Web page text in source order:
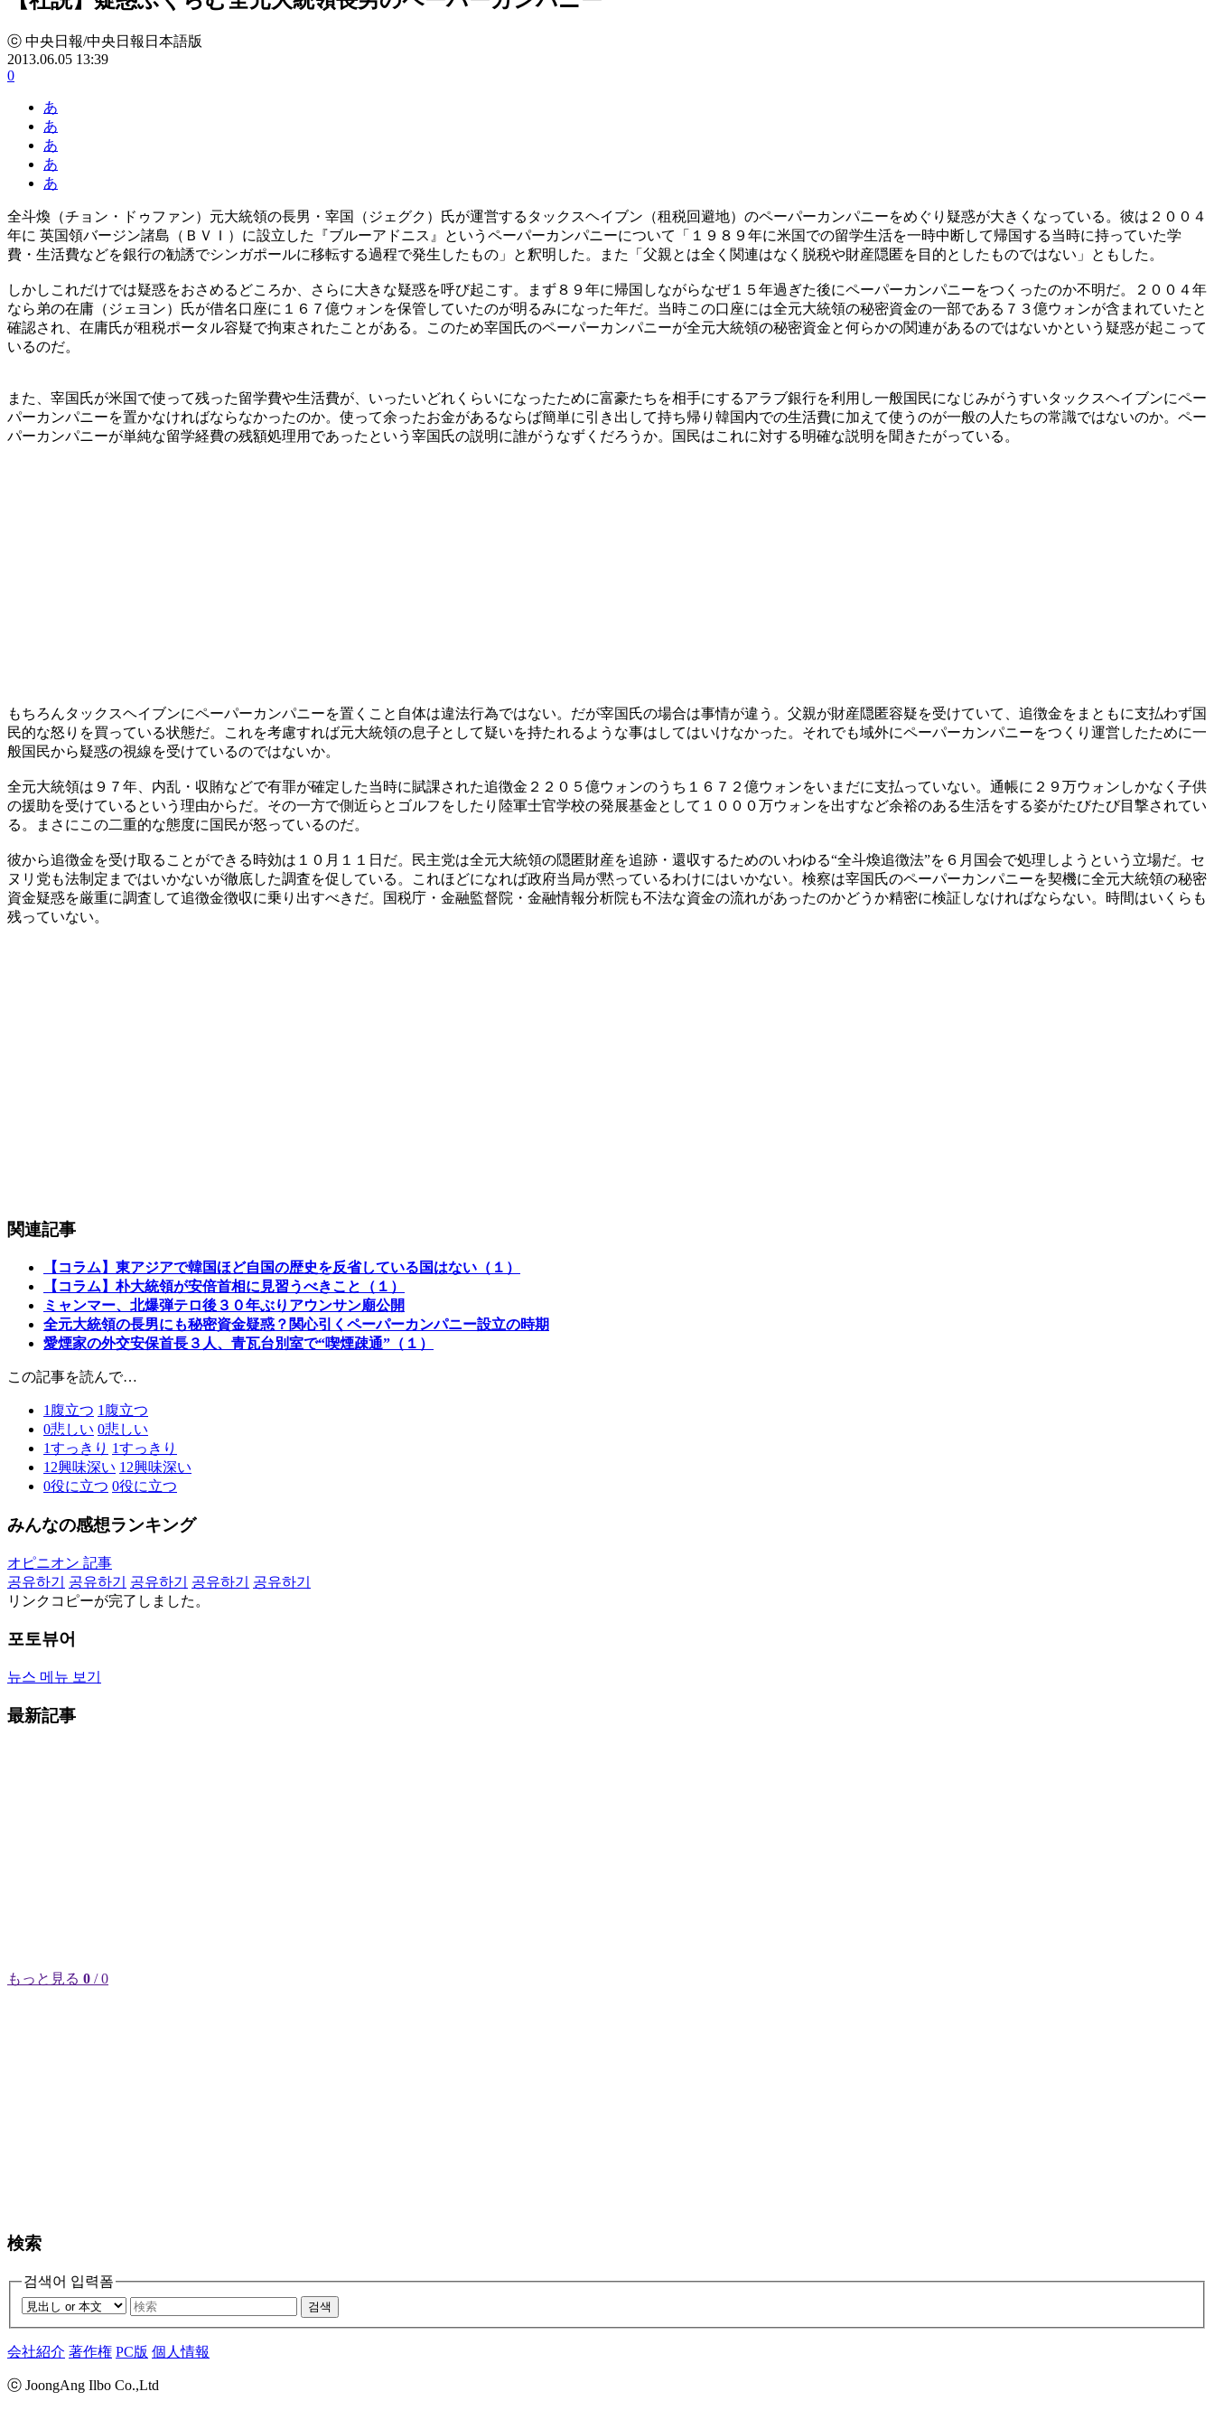
ⓒ 中央日報/中央日報日本語版
2013.06.05 13:39
0
あ
あ
あ
あ
あ
全斗煥（チョン・ドゥファン）元大統領の長男・宰国（ジェグク）氏が運営するタックスヘイブン（租税回避地）のペーパーカンパニーをめぐり疑惑が大きくなっている。彼は２００４
年に 英国領バージン諸島（ＢＶＩ）に設立した『ブルーアドニス』というペーパーカンパニーについて「１９８９年に米国での留学生活を一時中断して帰国する当時に持っていた学
費・生活費などを銀行の勧誘でシンガポールに移転する過程で発生したもの」と釈明した。また「父親とは全く関連はなく脱税や財産隠匿を目的としたものではない」ともした。
しかしこれだけでは疑惑をおさめるどころか、さらに大きな疑惑を呼び起こす。まず８９年に帰国しながらなぜ１５年過ぎた後にペーパーカンパニーをつくったのか不明だ。２００４年
なら弟の在庸（ジェヨン）氏が借名口座に１６７億ウォンを保管していたのが明るみになった年だ。当時この口座には全元大統領の秘密資金の一部である７３億ウォンが含まれていたと
確認され、在庸氏が租税ポータル容疑で拘束されたことがある。このため宰国氏のペーパーカンパニーが全元大統領の秘密資金と何らかの関連があるのではないかという疑惑が起こって
いるのだ。
また、宰国氏が米国で使って残った留学費や生活費が、いったいどれくらいになったために富豪たちを相手にするアラブ銀行を利用し一般国民になじみがうすいタックスヘイブンにペー
パーカンパニーを置かなければならなかったのか。使って余ったお金があるならば簡単に引き出して持ち帰り韓国内での生活費に加えて使うのが一般の人たちの常識ではないのか。ペー
パーカンパニーが単純な留学経費の残額処理用であったという宰国氏の説明に誰がうなずくだろうか。国民はこれに対する明確な説明を聞きたがっている。
もちろんタックスヘイブンにペーパーカンパニーを置くこと自体は違法行為ではない。だが宰国氏の場合は事情が違う。父親が財産隠匿容疑を受けていて、追徴金をまともに支払わず国
民的な怒りを買っている状態だ。これを考慮すれば元大統領の息子として疑いを持たれるような事はしてはいけなかった。それでも域外にペーパーカンパニーをつくり運営したために一
般国民から疑惑の視線を受けているのではないか。
全元大統領は９７年、内乱・収賄などで有罪が確定した当時に賦課された追徴金２２０５億ウォンのうち１６７２億ウォンをいまだに支払っていない。通帳に２９万ウォンしかなく子供
の援助を受けているという理由からだ。その一方で側近らとゴルフをしたり陸軍士官学校の発展基金として１０００万ウォンを出すなど余裕のある生活をする姿がたびたび目撃されてい
る。まさにこの二重的な態度に国民が怒っているのだ。
彼から追徴金を受け取ることができる時効は１０月１１日だ。民主党は全元大統領の隠匿財産を追跡・還収するためのいわゆる“全斗煥追徴法”を６月国会で処理しようという立場だ。セ
ヌリ党も法制定まではいかないが徹底した調査を促している。これほどになれば政府当局が黙っているわけにはいかない。検察は宰国氏のペーパーカンパニーを契機に全元大統領の秘密
資金疑惑を厳重に調査して追徴金徴収に乗り出すべきだ。国税庁・金融監督院・金融情報分析院も不法な資金の流れがあったのかどうか精密に検証しなければならない。時間はいくらも
残っていない。
関連記事
【コラム】東アジアで韓国ほど自国の歴史を反省している国はない（１）
【コラム】朴大統領が安倍首相に見習うべきこと（１）
ミャンマー、北爆弾テロ後３０年ぶりアウンサン廟公開
全元大統領の長男にも秘密資金疑惑？関心引くペーパーカンパニー設立の時期
愛煙家の外交安保首長３人、青瓦台別室で“喫煙疎通”（１）
この記事を読んで…
1 腹立つ 1 腹立つ
0悲しい 0悲しい
1すっきり 1すっきり
12興味深い 12興味深い
0役に立つ 0役に立つ
みんなの感想ランキング
オピニオン 記事
공유하기
공유하기 공유하기 공유하기
공유하기
リンクコピーが完了しました。
포토뷰어
뉴스 메뉴 보기
最新記事
もっと見る 0 / 0
検索
검색어 입력폼
검색
会社紹介 著作権 PC版 個人情報
ⓒ JoongAng Ilbo Co.,Ltd